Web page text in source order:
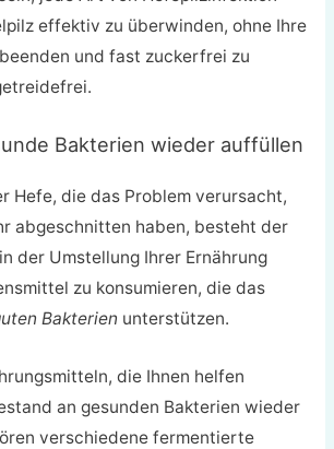
effektiv zu überwinden, ohne Ihre
und fast zuckerfrei zu
Bakterien wieder auffüllen
Hefe, die das Problem verursacht,
abgeschnitten haben, besteht der
der Umstellung Ihrer Ernährung
zu konsumieren, die das
Bakterien unterstützen.
die Ihnen helfen
an gesunden Bakterien wieder
verschiedene fermentierte